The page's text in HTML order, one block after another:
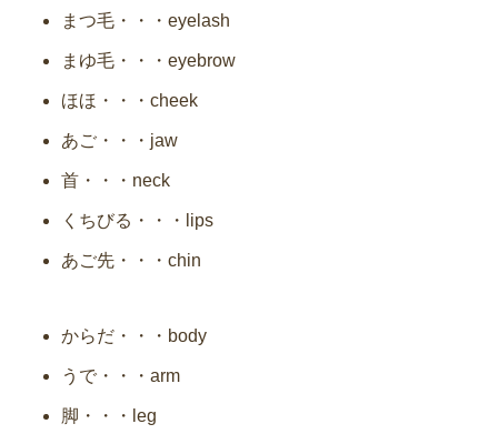
まつ毛・・・eyelash
まゆ毛・・・eyebrow
ほほ・・・cheek
あご・・・jaw
首・・・neck
くちびる・・・lips
あご先・・・chin
からだ・・・body
うで・・・arm
脚・・・leg